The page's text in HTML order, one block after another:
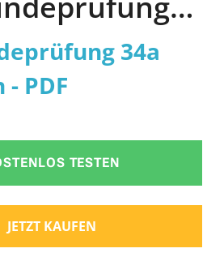
Quiz
herunter
34a
PDF
TESTEN
JETZT KAUFEN